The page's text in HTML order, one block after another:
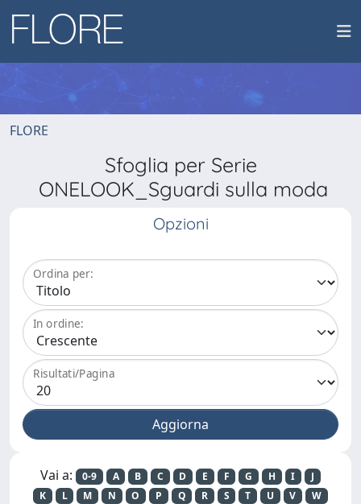
FLORE
Sfoglia per Serie
ONELOOK_Sguardi sulla moda
Opzioni
Ordina per:
In ordine:
Risultati/Pagina
Vai a: 0-9 A B C D E F G H I
J
K
L M N O P Q R S T U V
W